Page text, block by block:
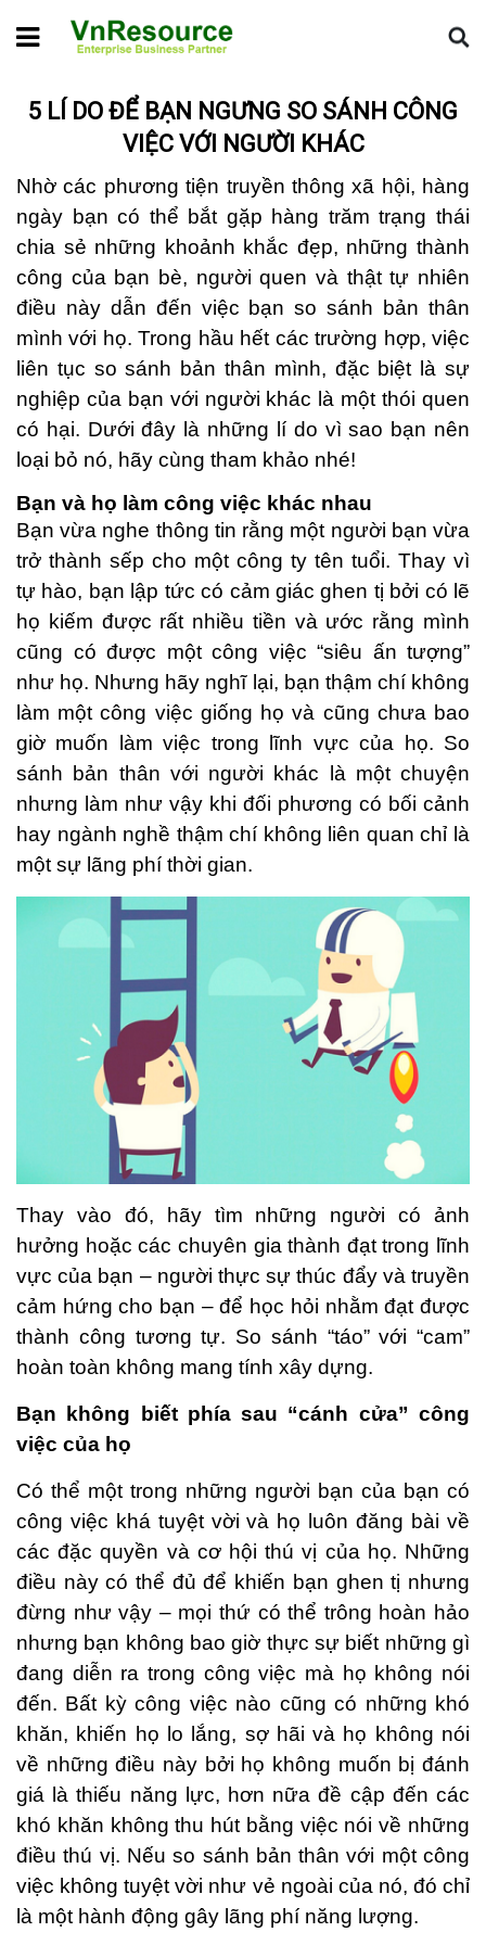
Home Tin chuyên ngành
5 lí do để bạn ngưng so sánh công
việc với người khác
5 LÍ DO ĐỂ BẠN NGƯNG SO SÁNH CÔNG
VIỆC VỚI NGƯỜI KHÁC
Nhờ các phương tiện truyền thông xã hội, hàng
ngày bạn có thể bắt gặp hàng trăm trạng thái
chia sẻ những khoảnh khắc đẹp, những thành
công của bạn bè, người quen và thật tự nhiên
điều này dẫn đến việc bạn so sánh bản thân
mình với họ. Trong hầu hết các trường hợp, việc
liên tục so sánh bản thân mình, đặc biệt là sự
nghiệp của bạn với người khác là một thói quen
có hại. Dưới đây là những lí do vì sao bạn nên
loại bỏ nó, hãy cùng tham khảo nhé!
Bạn và họ làm công việc khác nhau
Bạn vừa nghe thông tin rằng một người bạn vừa
trở thành sếp cho một công ty tên tuổi. Thay vì
tự hào, bạn lập tức có cảm giác ghen tị bởi có lẽ
họ kiếm được rất nhiều tiền và ước rằng mình
cũng có được một công việc “siêu ấn tượng”
như họ. Nhưng hãy nghĩ lại, bạn thậm chí không
làm một công việc giống họ và cũng chưa bao
giờ muốn làm việc trong lĩnh vực của họ. So
sánh bản thân với người khác là một chuyện
nhưng làm như vậy khi đối phương có bối cảnh
hay ngành nghề thậm chí không liên quan chỉ là
một sự lãng phí thời gian.
Thay vào đó, hãy tìm những người có ảnh
hưởng hoặc các chuyên gia thành đạt trong lĩnh
vực của bạn – người thực sự thúc đẩy và truyền
cảm hứng cho bạn – để học hỏi nhằm đạt được
thành công tương tự. So sánh “táo” với “cam”
hoàn toàn không mang tính xây dựng.
Bạn không biết phía sau “cánh cửa” công
việc của họ
Có thể một trong những người bạn của bạn có
công việc khá tuyệt vời và họ luôn đăng bài về
các đặc quyền và cơ hội thú vị của họ. Những
điều này có thể đủ để khiến bạn ghen tị nhưng
đừng như vậy – mọi thứ có thể trông hoàn hảo
nhưng bạn không bao giờ thực sự biết những gì
đang diễn ra trong công việc mà họ không nói
đến. Bất kỳ công việc nào cũng có những khó
khăn, khiến họ lo lắng, sợ hãi và họ không nói
về những điều này bởi họ không muốn bị đánh
giá là thiếu năng lực, hơn nữa đề cập đến các
khó khăn không thu hút bằng việc nói về những
điều thú vị. Nếu so sánh bản thân với một công
việc không tuyệt vời như vẻ ngoài của nó, đó chỉ
là một hành động gây lãng phí năng lượng.